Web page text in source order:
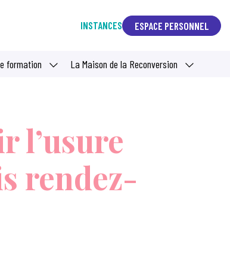
INSTANCES ESPACE PERSONNEL
formation La Maison de la Reconversion
l’usure
rendez-